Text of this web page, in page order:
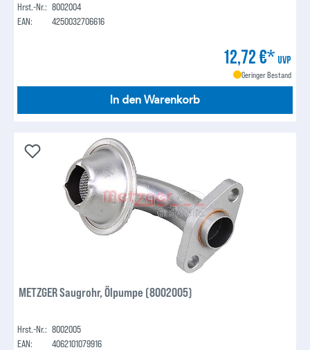
Hrst.-Nr.: 8002004
EAN:
4250032706616
12,72 €* UVP
Geringer Bestand
In den Warenkorb
METZGER Saugrohr, Ölpumpe (8002005)
Hrst.-Nr.: 8002005
EAN:
4062101079916